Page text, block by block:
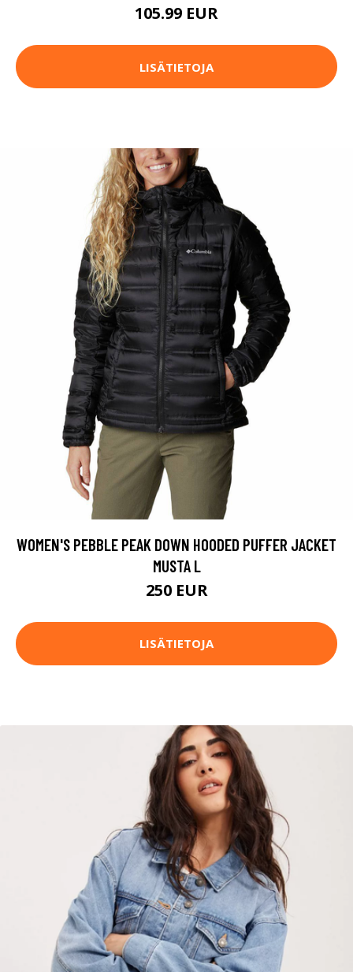
105.99 EUR
LISÄTIETOJA
WOMEN'S PEBBLE PEAK DOWN HOODED PUFFER JACKET
MUSTA L
250 EUR
LISÄTIETOJA